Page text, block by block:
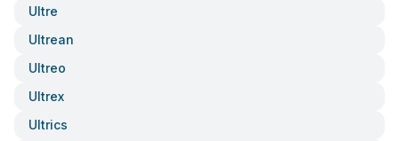
Ultre
Ultrean
Ultreo
Ultrex
Ultrics